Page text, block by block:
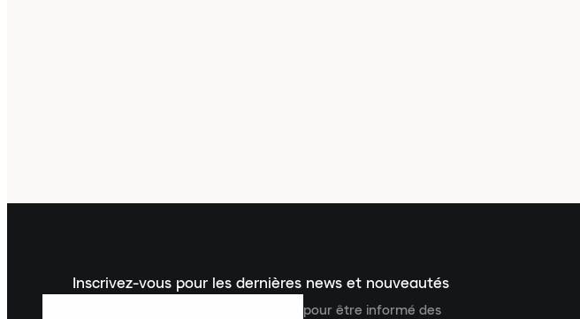
Inscrivez-vous pour les dernières news et nouveautés
Inscrivez-vous à la newsletter Laced pour être informé des